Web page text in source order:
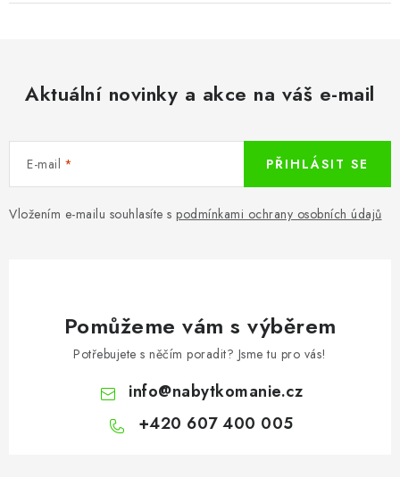
Aktuální novinky a akce na váš e-mail
E-mail
Vložením e-mailu souhlasíte s podmínkami ochrany osobních údajů
PŘIHLÁSIT SE
Pomůžeme vám s výběrem
Potřebujete s něčím poradit? Jsme tu pro vás!
info@nabytkomanie.cz
+420 607 400 005